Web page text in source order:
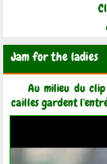
Jam for the ladies
Au milieu du clip
cailles gardent